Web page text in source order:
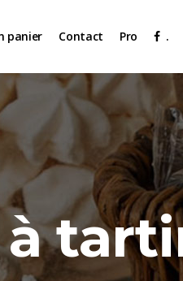
panier Contact Pro .